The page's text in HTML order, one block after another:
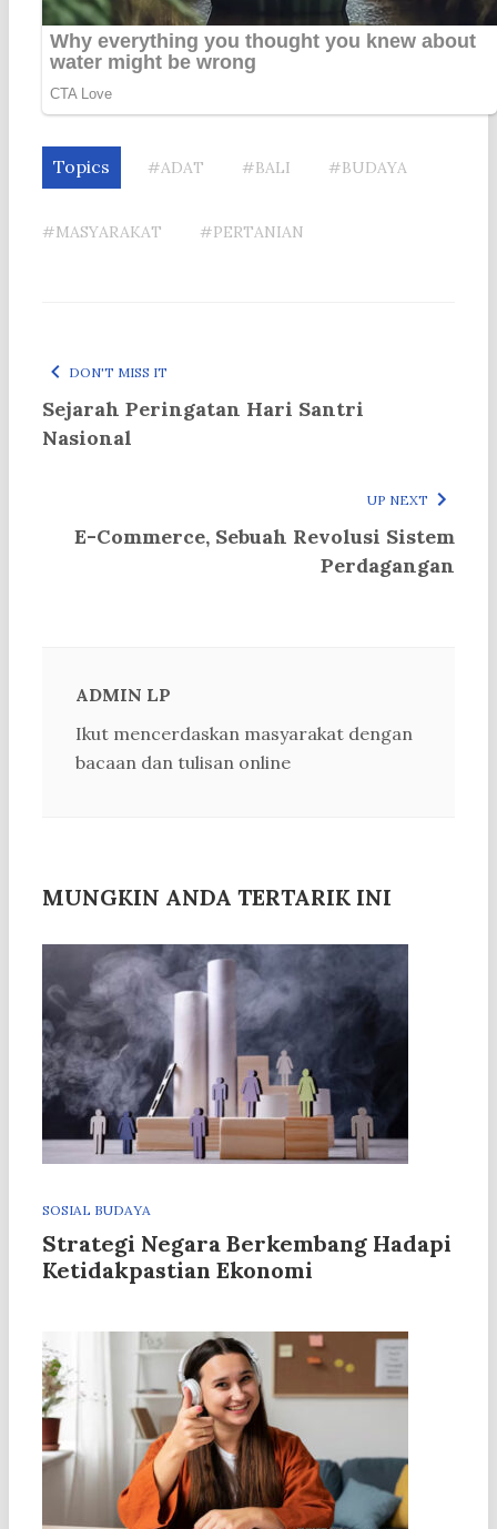
Topics #ADAT #BALI #BUDAYA
#MASYARAKAT #PERTANIAN
DON'T MISS IT
Sejarah Peringatan Hari Santri
Nasional
UP NEXT
E-Commerce, Sebuah Revolusi Sistem
Perdagangan
ADMIN LP
Ikut mencerdaskan masyarakat dengan
bacaan dan tulisan online
MUNGKIN ANDA TERTARIK INI
SOSIAL BUDAYA
Strategi Negara Berkembang Hadapi
Ketidakpastian Ekonomi